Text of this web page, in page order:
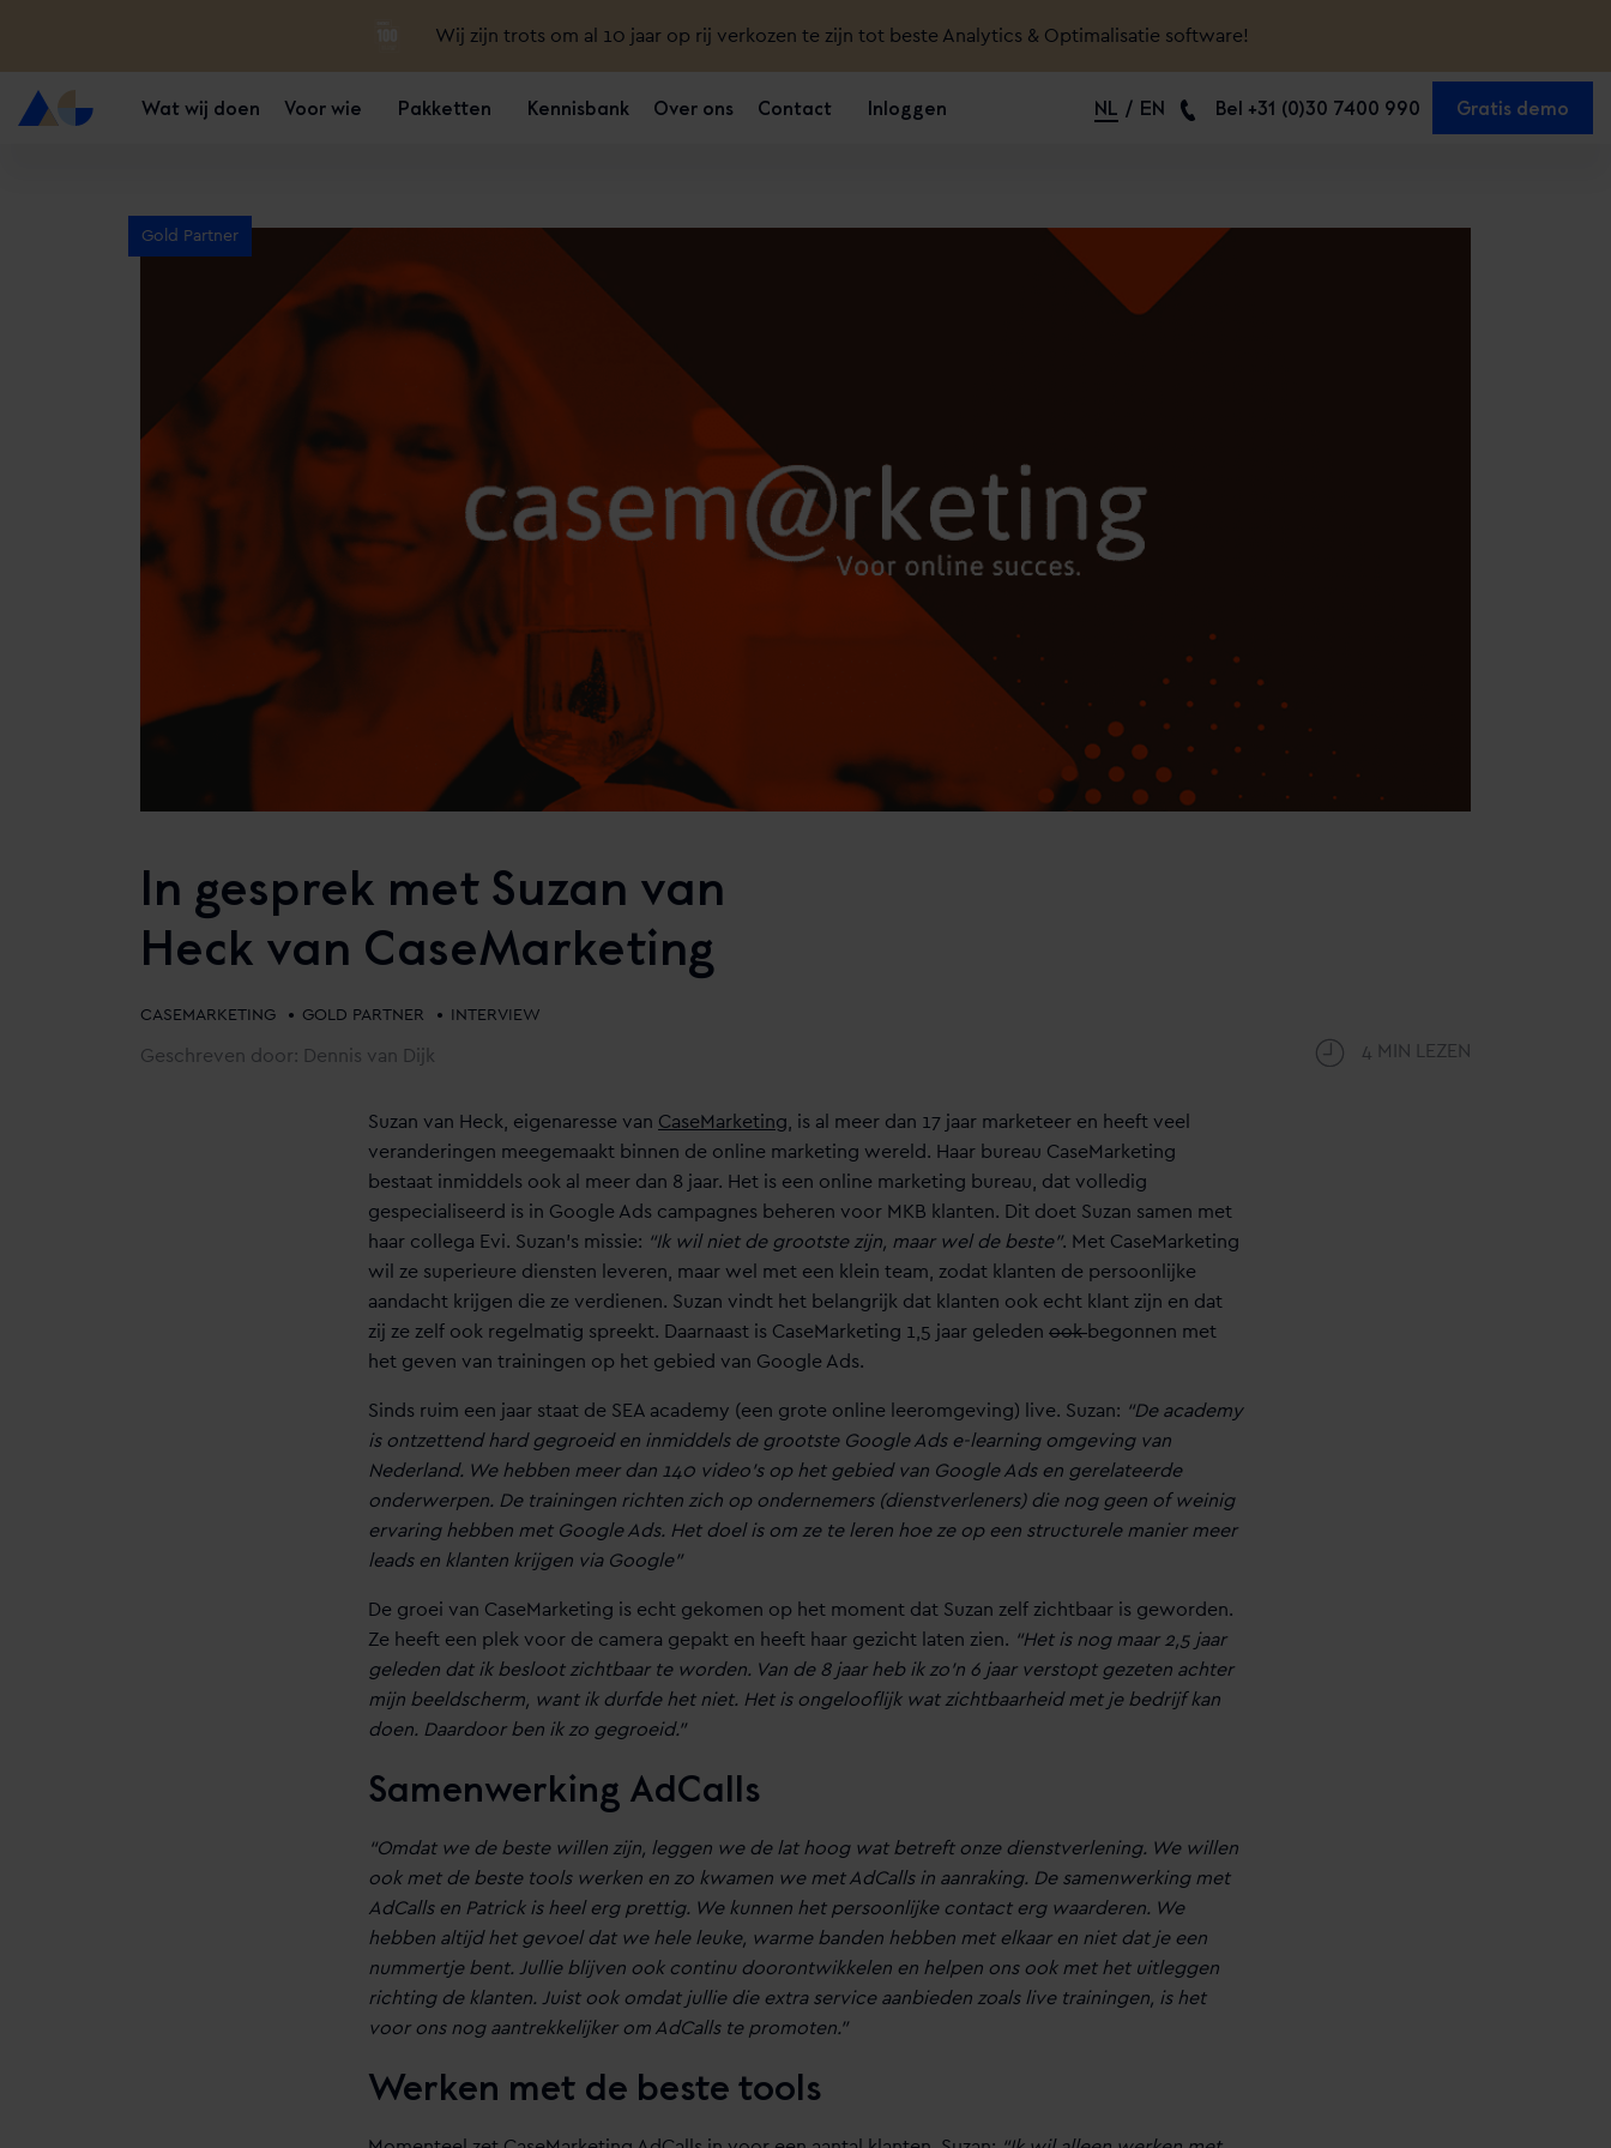
Wij zijn trots om al 10 jaar op rij verkozen te zijn tot beste Analytics & Optimalisatie software!
Wat wij doen Voor wie Pakketten Kennisbank Over ons Contact Inloggen NL EN Bel +31 (0)30 7400 990 Gratis demo
Gold Partner
In gesprek met Suzan van
Heck van CaseMarketing
CASEMARKETING • GOLD PARTNER • INTERVIEW
Geschreven door: Dennis van Dijk 4 MIN LEZEN
Suzan van Heck, eigenaresse van CaseMarketing , is al meer dan 17 jaar marketeer en heeft veel
veranderingen meegemaakt binnen de online marketing wereld. Haar bureau CaseMarketing
bestaat inmiddels ook al meer dan 8 jaar. Het is een online marketing bureau, dat volledig
gespecialiseerd is in Google Ads campagnes beheren voor MKB klanten. Dit doet Suzan samen met
haar collega Evi. Suzan’s missie: “Ik wil niet de grootste zijn, maar wel de beste”. Met CaseMarketing
wil ze superieure diensten leveren, maar wel met een klein team, zodat klanten de persoonlijke
aandacht krijgen die ze verdienen. Suzan vindt het belangrijk dat klanten ook echt klant zijn en dat
zij ze zelf ook regelmatig spreekt. Daarnaast is CaseMarketing 1,5 jaar geleden ookbegonnen met
het geven van trainingen op het gebied van Google Ads.
Sinds ruim een jaar staat de SEA academy (een grote online leeromgeving) live. Suzan: “De academy
is ontzettend hard gegroeid en inmiddels de grootste Google Ads e-learning omgeving van
Nederland. We hebben meer dan 140 video’s op het gebied van Google Ads en gerelateerde
onderwerpen. De trainingen richten zich op ondernemers (dienstverleners) die nog geen of weinig
ervaring hebben met Google Ads. Het doel is om ze te leren hoe ze op een structurele manier meer
leads en klanten krijgen via Google”
De groei van CaseMarketing is echt gekomen op het moment dat Suzan zelf zichtbaar is geworden.
Ze heeft een plek voor de camera gepakt en heeft haar gezicht laten zien. “Het is nog maar 2,5 jaar
geleden dat ik besloot zichtbaar te worden. Van de 8 jaar heb ik zo’n 6 jaar verstopt gezeten achter
mijn beeldscherm, want ik durfde het niet. Het is ongelooflijk wat zichtbaarheid met je bedrijf kan
doen. Daardoor ben ik zo gegroeid.”
Samenwerking AdCalls
“Omdat we de beste willen zijn, leggen we de lat hoog wat betreft onze dienstverlening. We willen
ook met de beste tools werken en zo kwamen we met AdCalls in aanraking. De samenwerking met
AdCalls en Patrick is heel erg prettig. We kunnen het persoonlijke contact erg waarderen. We
hebben altijd het gevoel dat we hele leuke, warme banden hebben met elkaar en niet dat je een
nummertje bent. Jullie blijven ook continu doorontwikkelen en helpen ons ook met het uitleggen
richting de klanten. Juist ook omdat jullie die extra service aanbieden zoals live trainingen, is het
voor ons nog aantrekkelijker om AdCalls te promoten.”
Werken met de beste tools